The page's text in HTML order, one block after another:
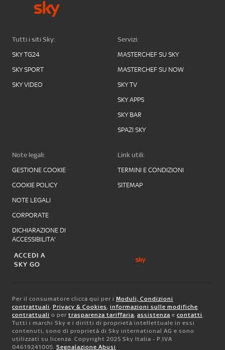
Tutti i siti Sky:
SKY TG24
SKY SPORT
SKY VIDEO
Servizi:
MASTERCHEF SU SKY
MASTERCHEF SU NOW
SKY TV
SKY APPS
SKY BAR
SPAZI SKY
Note legali:
GESTIONE COOKIE
COOKIE POLICY
NOTE LEGALI
CORPORATE
DICHIARAZIONE DI
ACCESSIBILITA'
Link utili:
TERMINI E CONDIZIONI
SITEMAP
ACCEDI A
SKY GO
Per il consumatore clicca qui per i Moduli, Condizioni
contrattuali, Privacy & Cookies, informazioni sulle modifiche
contrattuali o per trasparenza tariffaria, assistenza e contatti.
Tutti i marchi Sky e i diritti di proprietà intellettuale in essi
contenuti, sono di proprietà di Sky international AG e sono
utilizzati su licenza. Copyright 2025 Sky Italia - P.IVA
04619241005. Segnalazione Abusi